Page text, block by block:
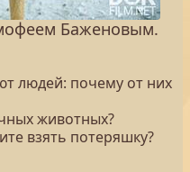
Баженовым.
людей: почему от них
животных?
взять потеряшку?